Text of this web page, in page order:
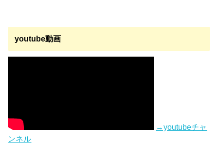
youtube動画
→youtubeチャ
ンネル